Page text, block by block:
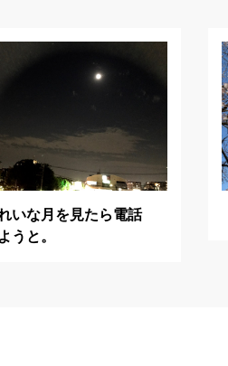
いな月を見たら電話
うと。